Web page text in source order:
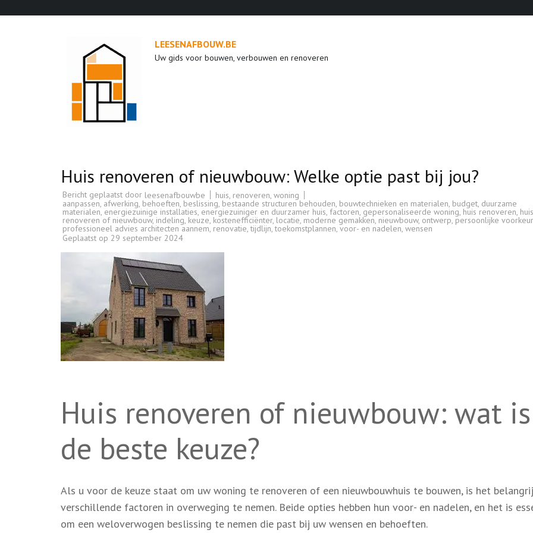
LEESENAFBOUW.BE
Uw gids voor bouwen, verbouwen en renoveren
Huis renoveren of nieuwbouw: Welke optie past bij jou?
Bericht geplaatst door leesenafbouwbe huis renoveren woning
aanpassen, afwerking, behoeften, beslissing, bestaande structuren behouden, bouwtechnieken en materialen, budget, duurzame
materialen, energiezuinige installaties, energiezuiniger en duurzamer huis, factoren, gepersonaliseerde woning, huis renoveren, huis
renoveren of nieuwbouw, indeling, keuze, kostenefficiënter, locatie, moderne gemakken, nieuwbouw, ontwerp, persoonlijke
professioneel advies architecten aannem, renovatie,tijdlijn,toekomstplannen,voor- en nadelen, wensen
Geplaatst op 29 september 2024
Huis renoveren of nieuwbouw: wat is
de beste keuze?
Als u voor de keuze staat om uw woning te renoveren of een nieuwbouwhuis te bouwen, is het
verschillende factoren in overweging te nemen. Beide opties hebben hun voor- en nadelen, en het is
om een weloverwogen beslissing te nemen die past bij uw wensen en behoeften.